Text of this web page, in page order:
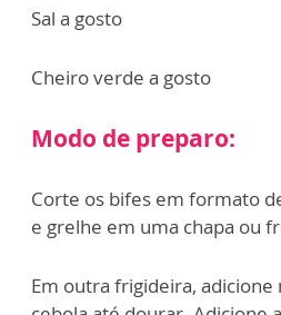
Sal a gosto
Cheiro verde a gosto
Modo de preparo:
Corte os bifes em formato
e grelhe em uma chapa ou
Em outra frigideira, adicione